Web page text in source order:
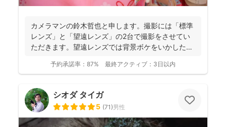
カメラマンの鈴木哲也と申します。撮影には「標準
レンズ」と「望遠レンズ」の2台で撮影をさせてい
ただきます。望遠レンズでは背景ボケをいかしたお
予約承諾率： 87% 最終アクティブ： 3日以内
シオダ タイガ
5 (71)男性